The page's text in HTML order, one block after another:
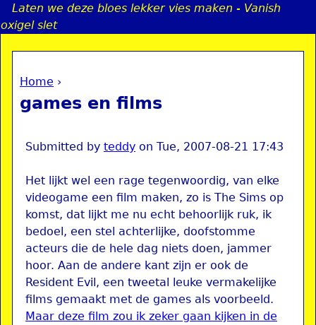
Jump to navigation
Laten we deze bloes lekker vies maken - Vanish
oxigel slet
You are here
Home ›
games en films
Submitted by teddy on Tue, 2007-08-21 17:43
Het lijkt wel een rage tegenwoordig, van elke
videogame een film maken, zo is The Sims op
komst, dat lijkt me nu echt behoorlijk ruk, ik
bedoel, een stel achterlijke, doofstomme
acteurs die de hele dag niets doen, jammer
hoor. Aan de andere kant zijn er ook de
Resident Evil, een tweetal leuke vermakelijke
films gemaakt met de games als voorbeeld.
Maar deze film zou ik zeker gaan kijken in de